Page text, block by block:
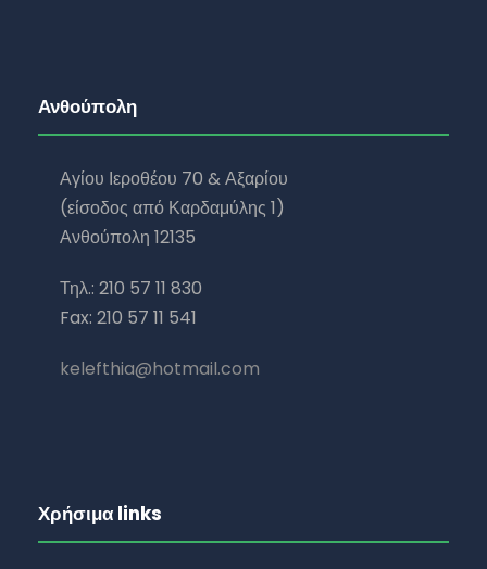
Ανθούπολη
Αγίου Ιεροθέου 70 & Αξαρίου
(είσοδος από Καρδαμύλης 1)
Ανθούπολη 12135
Τηλ.: 210 57 11 830
Fax: 210 57 11 541
kelefthia@hotmail.com
Χρήσιμα links